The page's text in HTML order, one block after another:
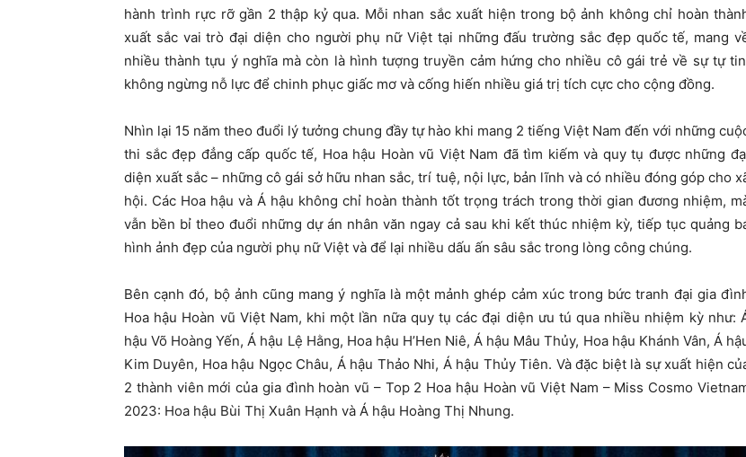
hành trình rực rỡ gần 2 thập kỷ qua. Mỗi nhan sắc xuất hiện trong bộ ảnh không chỉ hoàn
xuất sắc vai trò đại diện cho người phụ nữ Việt tại những đấu trường sắc đẹp quốc tế, mang
nhiều thành tựu ý nghĩa mà còn là hình tượng truyền cảm hứng cho nhiều cô gái trẻ về sự tự
không ngừng nỗ lực để chinh phục giấc mơ và cống hiến nhiều giá trị tích cực cho cộng đồng.
Nhìn lại 15 năm theo đuổi lý tưởng chung đầy tự hào khi mang 2 tiếng Việt Nam đến với những
thi sắc đẹp đẳng cấp quốc tế, Hoa hậu Hoàn vũ Việt Nam đã tìm kiếm và quy tụ được những
diện xuất sắc – những cô gái sở hữu nhan sắc, trí tuệ, nội lực, bản lĩnh và có nhiều đóng góp cho
hội. Các Hoa hậu và Á hậu không chỉ hoàn thành tốt trọng trách trong thời gian đương nhiệm,
vẫn bền bỉ theo đuổi những dự án nhân văn ngay cả sau khi kết thúc nhiệm kỳ, tiếp tục quảng
hình ảnh đẹp của người phụ nữ Việt và để lại nhiều dấu ấn sâu sắc trong lòng công chúng.
Bên cạnh đó, bộ ảnh cũng mang ý nghĩa là một mảnh ghép cảm xúc trong bức tranh đại gia
Hoa hậu Hoàn vũ Việt Nam, khi một lần nữa quy tụ các đại diện ưu tú qua nhiều nhiệm kỳ như:
hậu Võ Hoàng Yến, Á hậu Lệ Hằng, Hoa hậu H’Hen Niê, Á hậu Mâu Thủy, Hoa hậu Khánh Vân, Á
Kim Duyên, Hoa hậu Ngọc Châu, Á hậu Thảo Nhi, Á hậu Thủy Tiên. Và đặc biệt là sự xuất hiện
2 thành viên mới của gia đình hoàn vũ – Top 2 Hoa hậu Hoàn vũ Việt Nam – Miss Cosmo
2023: Hoa hậu Bùi Thị Xuân Hạnh và Á hậu Hoàng Thị Nhung.